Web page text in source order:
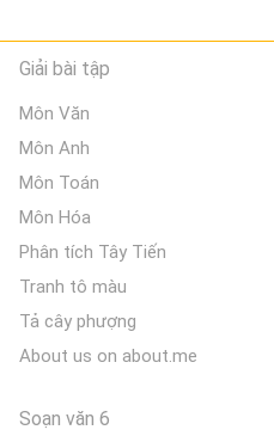
Giải bài tập
Môn Văn
Môn Anh
Môn Toán
Môn Hóa
Phân tích Tây Tiến
Tranh tô màu
Tả cây phượng
About us on about.me
Soạn văn 6